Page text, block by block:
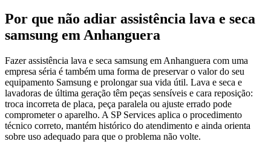
Por que não adiar assistência lava e seca
samsung em Anhanguera
Fazer assistência lava e seca samsung em Anhanguera com uma
empresa séria é também uma forma de preservar o valor do seu
equipamento Samsung e prolongar sua vida útil. Lava e seca e
lavadoras de última geração têm peças sensíveis e cara reposição:
troca incorreta de placa, peça paralela ou ajuste errado pode
comprometer o aparelho. A SP Services aplica o procedimento
técnico correto, mantém histórico do atendimento e ainda orienta
sobre uso adequado para que o problema não volte.